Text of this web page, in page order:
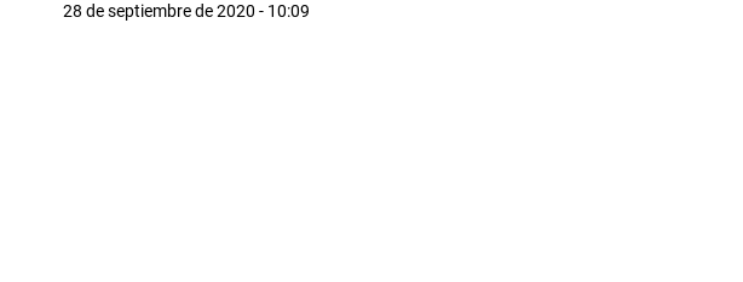
28 de septiembre de 2020 - 10:09